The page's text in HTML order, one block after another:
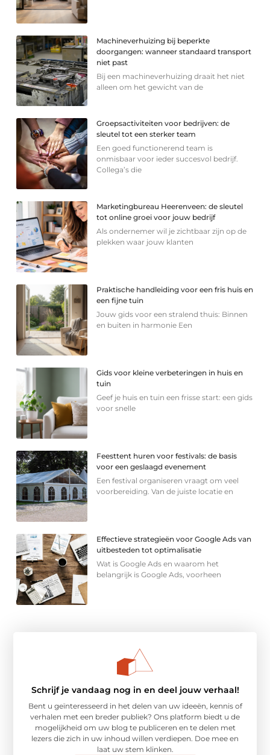
Machineverhuizing bij beperkte
doorgangen: wanneer standaard transport
niet past
Bij een machineverhuizing draait het niet
alleen om het gewicht van de
Groepsactiviteiten voor bedrijven: de
sleutel tot een sterker team
Een goed functionerend team is
onmisbaar voor ieder succesvol bedrijf.
Collega’s die
Marketingbureau Heerenveen: de sleutel
tot online groei voor jouw bedrijf
Als ondernemer wil je zichtbaar zijn op de
plekken waar jouw klanten
Praktische handleiding voor een fris huis en
een fijne tuin
Jouw gids voor een stralend thuis: Binnen
en buiten in harmonie Een
Gids voor kleine verbeteringen in huis en
tuin
Geef je huis en tuin een frisse start: een gids
voor snelle
Feesttent huren voor festivals: de basis
voor een geslaagd evenement
Een festival organiseren vraagt om veel
voorbereiding. Van de juiste locatie en
Effectieve strategieën voor Google Ads van
uitbesteden tot optimalisatie
Wat is Google Ads en waarom het
belangrijk is Google Ads, voorheen
Schrijf je vandaag nog in en deel jouw verhaal!
Bent u geïnteresseerd in het delen van uw ideeën, kennis of
verhalen met een breder publiek? Ons platform biedt u de
mogelijkheid om uw blog te publiceren en te delen met
lezers die zich in uw inhoud willen verdiepen. Doe mee en
laat uw stem klinken.